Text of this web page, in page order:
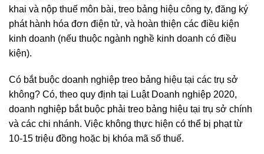
khai và nộp thuế môn bài, treo bảng hiệu công ty, đăng ký
phát hành hóa đơn điện tử, và hoàn thiện các điều kiện
kinh doanh (nếu thuộc ngành nghề kinh doanh có điều
kiện).
Có bắt buộc doanh nghiệp treo bảng hiệu tại các trụ sở
không? Có, theo quy định tại Luật Doanh nghiệp 2020,
doanh nghiệp bắt buộc phải treo bảng hiệu tại trụ sở chính
và các chi nhánh. Việc không thực hiện có thể bị phạt từ
10-15 triệu đồng hoặc bị khóa mã số thuế.